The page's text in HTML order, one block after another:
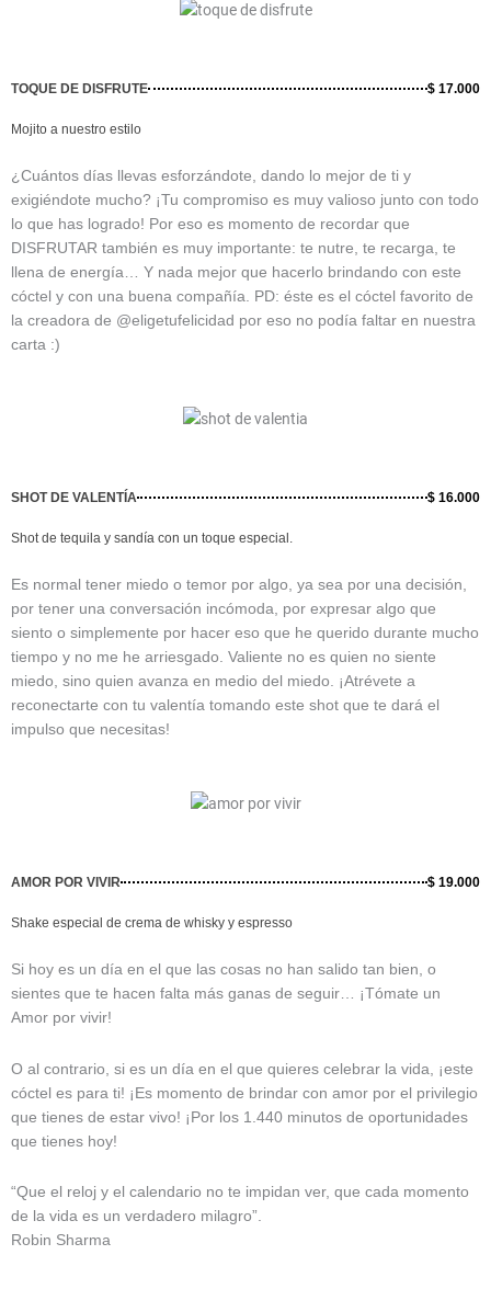
TOQUE DE DISFRUTE $ 17.000
Mojito a nuestro estilo
¿Cuántos días llevas esforzándote, dando lo mejor de ti y
exigiéndote mucho? ¡Tu compromiso es muy valioso junto con todo
lo que has logrado! Por eso es momento de recordar que
DISFRUTAR también es muy importante: te nutre, te recarga, te
llena de energía… Y nada mejor que hacerlo brindando con este
cóctel y con una buena compañía. PD: éste es el cóctel favorito de
la creadora de @eligetufelicidad por eso no podía faltar en nuestra
carta :)
SHOT DE VALENTÍA $ 16.000
Shot de tequila y sandía con un toque especial.
Es normal tener miedo o temor por algo, ya sea por una decisión,
por tener una conversación incómoda, por expresar algo que
siento o simplemente por hacer eso que he querido durante mucho
tiempo y no me he arriesgado. Valiente no es quien no siente
miedo, sino quien avanza en medio del miedo. ¡Atrévete a
reconectarte con tu valentía tomando este shot que te dará el
impulso que necesitas!
AMOR POR VIVIR $ 19.000
Shake especial de crema de whisky y espresso
Si hoy es un día en el que las cosas no han salido tan bien, o
sientes que te hacen falta más ganas de seguir… ¡Tómate un
Amor por vivir!
O al contrario, si es un día en el que quieres celebrar la vida, ¡este
cóctel es para ti! ¡Es momento de brindar con amor por el privilegio
que tienes de estar vivo! ¡Por los 1.440 minutos de oportunidades
que tienes hoy!
“Que el reloj y el calendario no te impidan ver, que cada momento
de la vida es un verdadero milagro”.
Robin Sharma